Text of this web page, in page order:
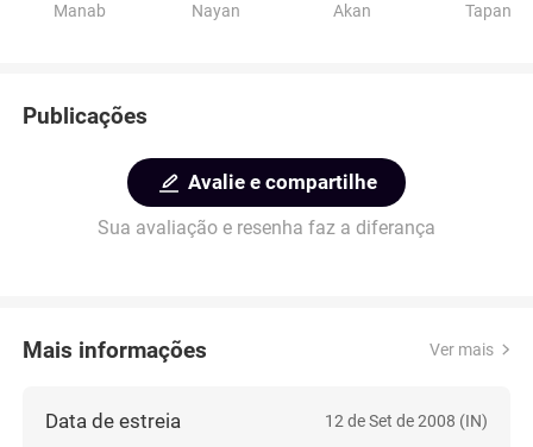
Manab
Nayan
Akan
Tapan
Publicações
Avalie e compartilhe
Sua avaliação e resenha faz a diferança
Mais informações Ver mais
Data de estreia 12 de Set de 2008 (IN)